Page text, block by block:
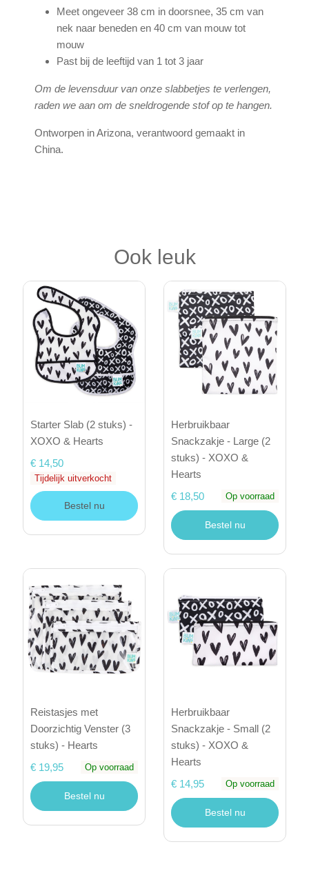
Meet ongeveer 38 cm in doorsnee, 35 cm van
nek naar beneden en 40 cm van mouw tot
mouw
Past bij de leeftijd van 1 tot 3 jaar
Om de levensduur van onze slabbetjes te verlengen,
raden we aan om de sneldrogende stof op te hangen.
Ontworpen in Arizona, verantwoord gemaakt in
China.
Ook leuk
Starter Slab (2 stuks) -
XOXO & Hearts
€ 14,50
Tijdelijk uitverkocht
Bestel nu
Herbruikbaar
Snackzakje - Large (2
stuks) - XOXO &
Hearts
€ 18,50
Op voorraad
Bestel nu
Reistasjes met
Doorzichtig Venster (3
stuks) - Hearts
€ 19,95
Op voorraad
Bestel nu
Herbruikbaar
Snackzakje - Small (2
stuks) - XOXO &
Hearts
€ 14,95
Op voorraad
Bestel nu